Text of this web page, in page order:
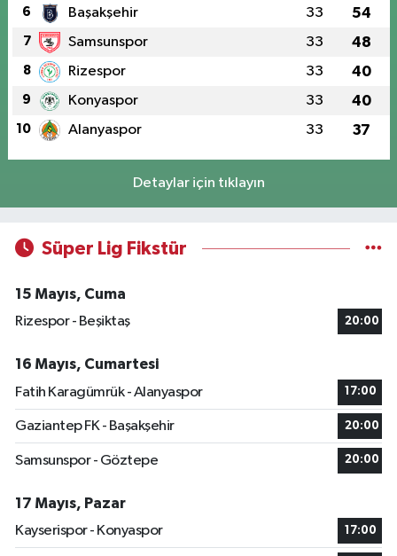
6 Başakşehir 33 54
7 Samsunspor 33 48
8 Rizespor 33 40
9 Konyaspor 33 40
10 Alanyaspor 33 37
Detaylar için tıklayın
Süper Lig Fikstür
15 Mayıs, Cuma
Rizespor - Beşiktaş
20:00
16 Mayıs, Cumartesi
Fatih Karagümrük - Alanyaspor
17:00
Gaziantep FK - Başakşehir 20:00
Samsunspor - Göztepe 20:00
17 Mayıs, Pazar
Kayserispor - Konyaspor
17:00